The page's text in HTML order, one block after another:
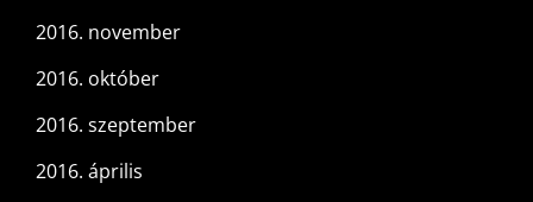
2016. november
2016. október
2016. szeptember
2016. április